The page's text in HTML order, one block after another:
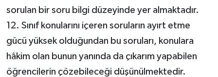
sorulan bir soru bilgi düzeyinde yer almaktadır.
12. Sınıf konularını içeren soruların ayırt etme
gücü yüksek olduğundan bu soruları, konulara
hâkim olan bunun yanında da çıkarım yapabilen
öğrencilerin çözebileceği düşünülmektedir.